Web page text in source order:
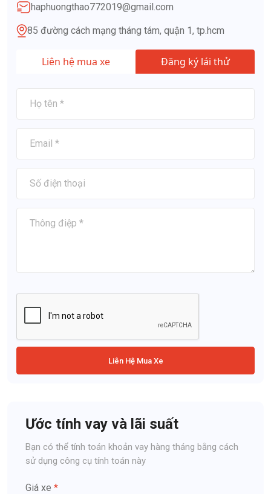
haphuongthao772019@gmail.com
85 đường cách mạng tháng tám, quận 1, tp.hcm
Liên hệ mua xe Đăng ký lái thử
Liên Hệ Mua Xe
Ước tính vay và lãi suất
Bạn có thể tính toán khoản vay hàng tháng bằng cách
sử dụng công cụ tính toán này
Giá xe *